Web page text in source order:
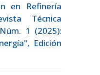
en Refinería
Técnica
1 (2025):
Edición